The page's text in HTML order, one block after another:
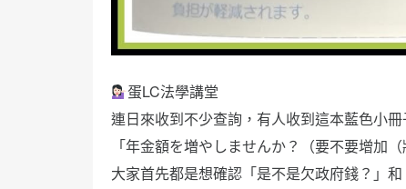
蛋LC法學講堂
連日來收到不少查詢，有人收到這本藍色小冊
「年金額を増やしませんか？（要不要增加
大家首先都是想確認「是不是欠政府錢？」和